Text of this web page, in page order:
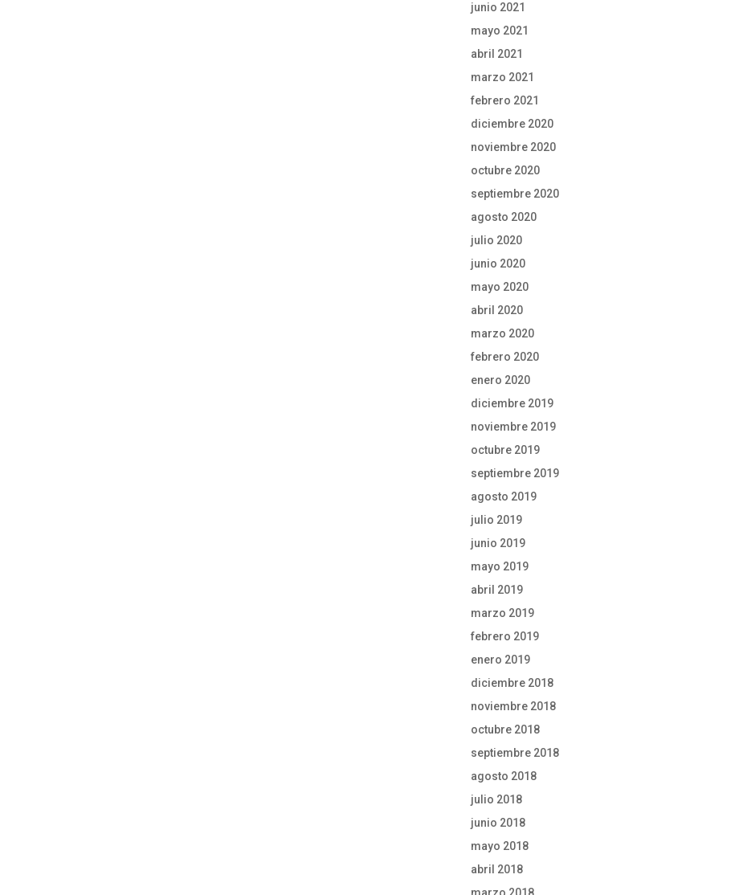
junio 2021
mayo 2021
abril 2021
marzo 2021
febrero 2021
diciembre 2020
noviembre 2020
octubre 2020
septiembre 2020
agosto 2020
julio 2020
junio 2020
mayo 2020
abril 2020
marzo 2020
febrero 2020
enero 2020
diciembre 2019
noviembre 2019
octubre 2019
septiembre 2019
agosto 2019
julio 2019
junio 2019
mayo 2019
abril 2019
marzo 2019
febrero 2019
enero 2019
diciembre 2018
noviembre 2018
octubre 2018
septiembre 2018
agosto 2018
julio 2018
junio 2018
mayo 2018
abril 2018